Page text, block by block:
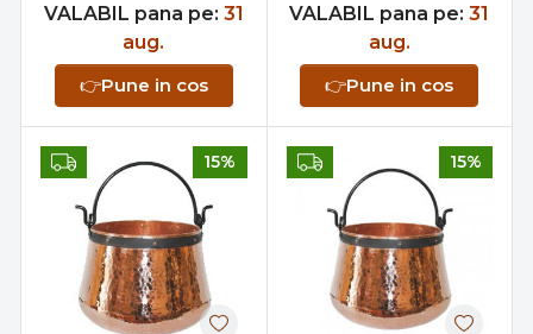
VALABIL pana pe: 31
aug.
👉Pune in cos
VALABIL pana pe: 31
aug.
👉Pune in cos
15% 15%